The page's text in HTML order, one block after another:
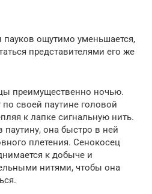
ощутимо уменьшается,
представителями его же
преимущественно ночью.
по своей паутине головой
к лапке сигнальную нить.
паутину, она быстро в ней
плетения. Сенокосец
к добыче и
нитями, чтобы она